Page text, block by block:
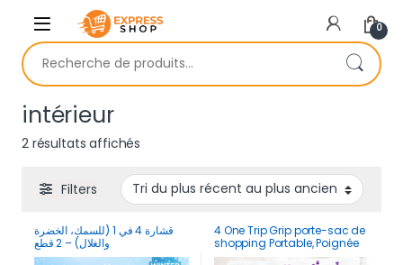
Skip to navigation
Skip to content
0
Recherche pour :
intérieur
2 résultats affichés
Filters
قشارة 4 في 1 (للسمك، الخضرة
والغلال) – 2 قطع
4 One Trip Grip porte-sac de
shopping Portable, Poignée
de support